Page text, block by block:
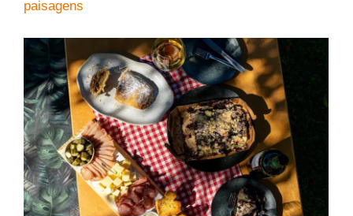
paisagens